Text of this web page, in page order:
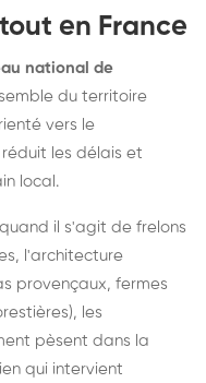
en France
national de
du territoire
vers le
les délais et
local.
il s'agit de frelons
l'architecture
provençaux, fermes
les
pèsent dans la
qui intervient